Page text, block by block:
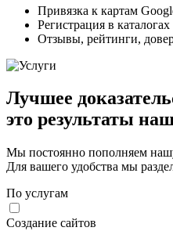
Привязка к картам
Регистрация в
Отзывы, рейтинги,
Лучшее
это результаты
Мы постоянно пополняем
Для вашего удобства мы
По услугам
Создание сайтов